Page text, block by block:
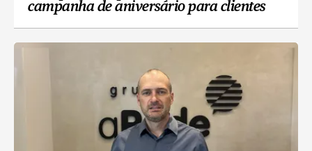
campanha de aniversário para clientes